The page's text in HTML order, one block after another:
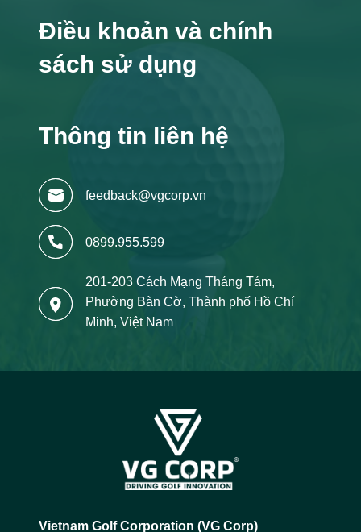
Điều khoản và chính
sách sử dụng
Thông tin liên hệ
feedback@vgcorp.vn
0899.955.599
201-203 Cách Mạng Tháng Tám,
Phường Bàn Cờ, Thành phố Hồ Chí
Minh, Việt Nam
Vietnam Golf Corporation (VG Corp)